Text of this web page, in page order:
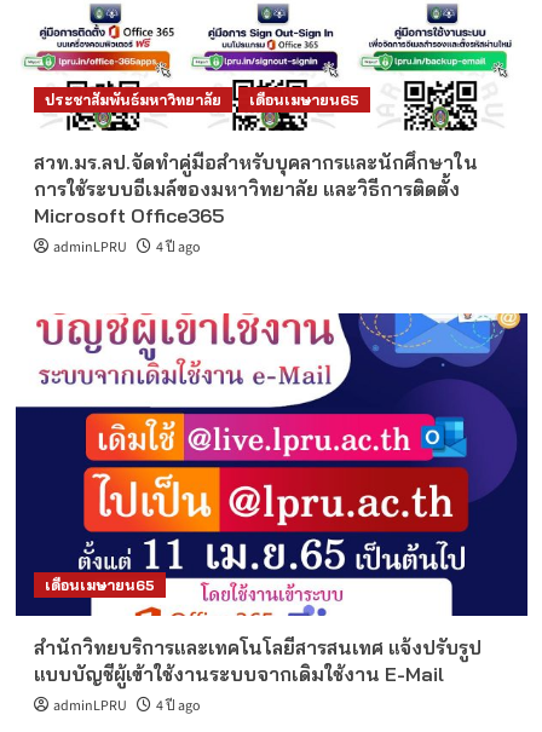
ประชาสัมพันธ์มหาวิทยาลัย เดือนเมษายน65
สวท.มร.ลป.จัดทำคู่มือสำหรับบุคลากรและนักศึกษาใน
การใช้ระบบอีเมล์ของมหาวิทยาลัย และวิธีการติดตั้ง
Microsoft Office365
adminLPRU 4 ปี ago
เดือนเมษายน65
สำนักวิทยบริการและเทคโนโลยีสารสนเทศ แจ้งปรับรูป
แบบบัญชีผู้เข้าใช้งานระบบจากเดิมใช้งาน E-Mail
adminLPRU 4 ปี ago